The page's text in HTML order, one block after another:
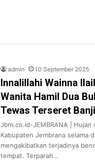
admin 10 September 2025
Innalillahi Wainna
Wanita Hamil Dua
Tewas Terseret
Jbm.co.id-JEMBRANA |
Kabupaten Jembrana selama
mengakibatkan terjadinya
tempat. Terparah…